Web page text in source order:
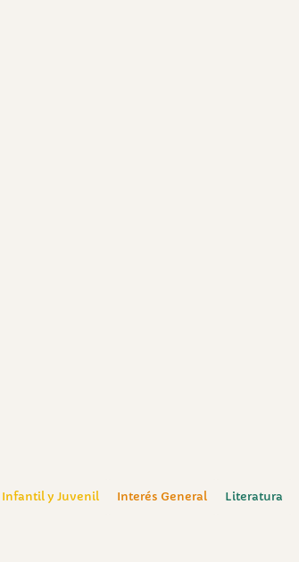
Infantil y Juvenil Interés General Literatura